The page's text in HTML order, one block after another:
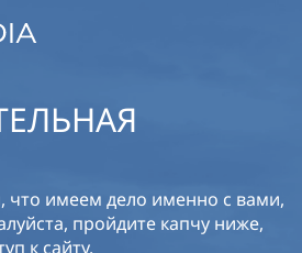
что имеем дело именно с вами,
пройдите капчу ниже,
к сайту.